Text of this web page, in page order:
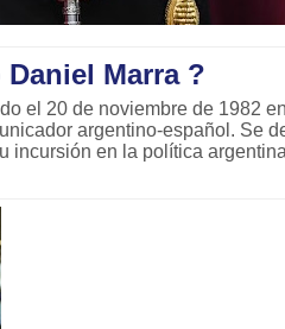
Marra ?
el 20 de noviembre de 1982
argentino-español. Se
incursión en la política